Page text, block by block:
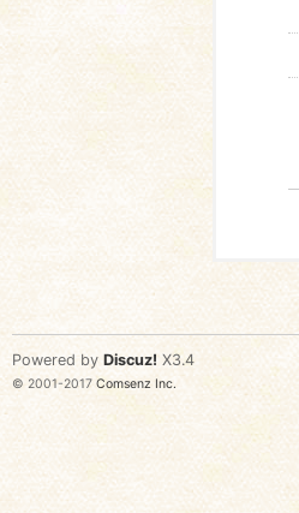
Powered by Discuz! X3.4
© 2001-2017 Comsenz Inc.